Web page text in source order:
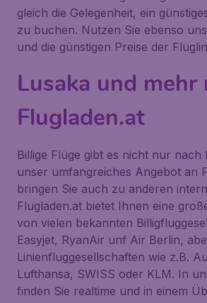
gleich die Gelegenheit, ein
zu buchen. Nutzen Sie ebenso
und die günstigen Preise der
Lusaka und mehr
Flugladen.at
Billige Flüge gibt es nicht nur nach
unser umfangreiches Angebot an
bringen Sie auch zu anderen
Flugladen.at bietet Ihnen eine
von vielen bekannten
Easyjet, RyanAir unf Air Berlin,
Linienfluggesellschaften wie z.B.
Lufthansa, SWISS oder KLM. In
finden Sie realtime und in einem